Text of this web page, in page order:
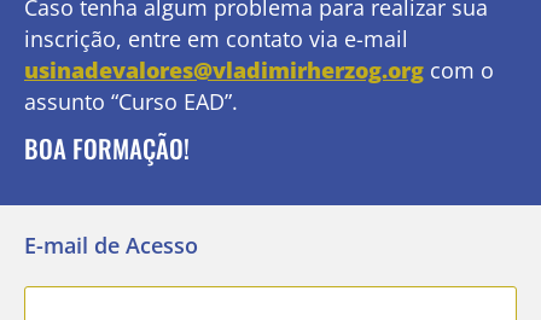
Caso tenha algum problema para realizar sua
inscrição, entre em contato via e-mail
usinadevalores@vladimirherzog.org com o
assunto “Curso EAD”.
BOA FORMAÇÃO!
E-mail de Acesso